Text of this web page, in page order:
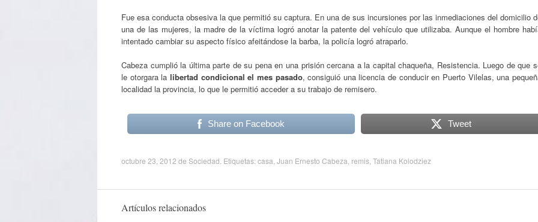
Fue esa conducta obsesiva la que permitió su captura. En una de sus incursiones por las inmediaciones del domicilio
una de las mujeres, la madre de la víctima logró anotar la patente del vehículo que utilizaba. Aunque el hombre
intentado cambiar su aspecto físico afeitándose la barba, la policía logró atraparlo.
Cabeza cumplió la última parte de su pena en una prisión cercana a la capital chaqueña, Resistencia. Luego de que
le otorgara la libertad condicional el mes pasado, consiguió una licencia de conducir en Puerto Vilelas, una
localidad la provincia, lo que le permitió acceder a su trabajo de remisero.
Share on Facebook Tweet
octubre 23, 2012 de Sociedad . Etiquetas:casa Juan Ernesto Cabeza remis Tatiana Kolodziez
Artículos relacionados